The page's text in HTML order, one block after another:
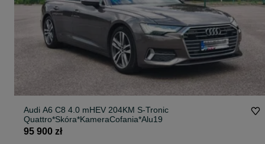
Audi A6 C8 4.0 mHEV 204KM S-Tronic
Quattro*Skóra*KameraCofania*Alu19
95 900 zł